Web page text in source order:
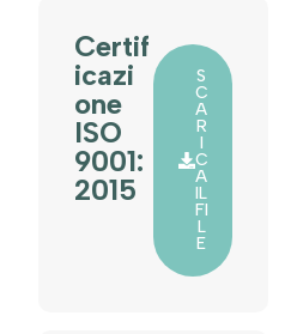
Certif
icazi
one
ISO
9001:
2015
S
C
A
R
I
C
A
IL
FI
L
E